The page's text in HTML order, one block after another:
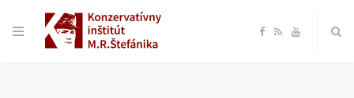
F R Y